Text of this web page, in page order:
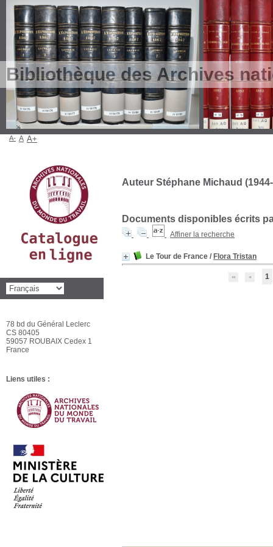
Bibliothèque des Archives
Auteur Stéphane Michaud
Documents disponibles écrits
Affiner la recherche
Le Tour de France / Flora Tristan
1
A- A A+
78 bd du Général Leclerc
CS 80405
59057 ROUBAIX Cedex 1
France
Liens utiles :